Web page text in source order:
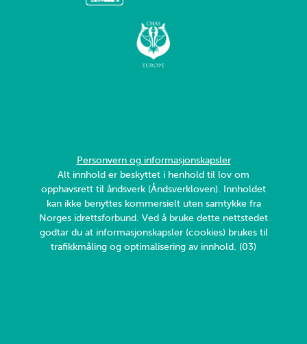
Personvern og informasjonskapsler
Alt innhold er beskyttet i henhold til lov om
opphavsrett til åndsverk (Åndsverkloven). Innholdet
kan ikke benyttes kommersielt uten samtykke fra
Norges idrettsforbund. Ved å bruke dette nettstedet
godtar du at informasjonskapsler (cookies) brukes til
trafikkmåling og optimalisering av innhold. (03)